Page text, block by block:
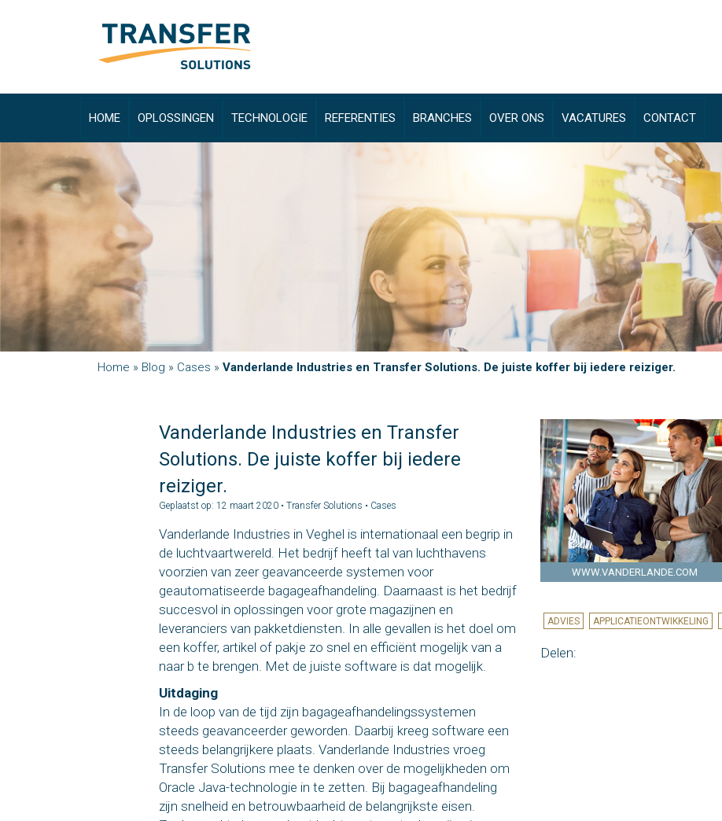
HOME OPLOSSINGEN TECHNOLOGIE REFERENTIES BRANCHES OVER ONS VACATURES CONTACT
Home » Blog » Cases » Vanderlande Industries en Transfer Solutions. De juiste koffer bij iedere reiziger.
Vanderlande Industries en Transfer
Solutions. De juiste koffer bij iedere
reiziger.
Geplaatst op: 12 maart 2020 • Transfer Solutions • Cases
Vanderlande Industries in Veghel is internationaal een begrip in
de luchtvaartwereld. Het bedrijf heeft tal van luchthavens
voorzien van zeer geavanceerde systemen voor
geautomatiseerde bagageafhandeling. Daarnaast is het bedrijf
succesvol in oplossingen voor grote magazijnen en
leveranciers van pakketdiensten. In alle gevallen is het doel om
een koffer, artikel of pakje zo snel en efficiënt mogelijk van a
naar b te brengen. Met de juiste software is dat mogelijk.
Uitdaging
In de loop van de tijd zijn bagageafhandelingssystemen
steeds geavanceerder geworden. Daarbij kreeg software een
steeds belangrijkere plaats. Vanderlande Industries vroeg
Transfer Solutions mee te denken over de mogelijkheden om
Oracle Java-technologie in te zetten. Bij bagageafhandeling
zijn snelheid en betrouwbaarheid de belangrijkste eisen.
WWW.VANDERLANDE.COM
ADVIES APPLICATIEONTWIKKELING
Delen: